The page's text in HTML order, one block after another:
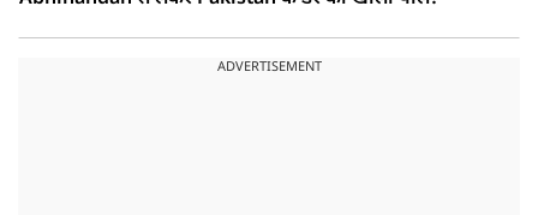
ADVERTISEMENT